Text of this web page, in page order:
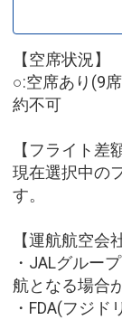
【空席状況】
○:空席あり(9
約不可
【フライト差
現在選択中の
す。
【運航航空会
・JALグルー
航となる場合
・FDA(フジ